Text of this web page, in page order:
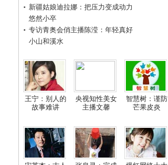
新疆姑娘迪拉娜：把压力变成动力
悠然小卒
专访青奥会俏主播陈滢：年轻真好
小山和溪水
王宁：别人的
故事难讲
央视知性美女
主播文馨
智慧树：谨防
芒果皮炎